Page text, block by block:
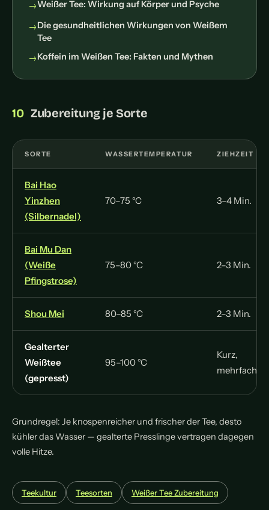
Weißer Tee: Wirkung auf Körper und Psyche
Die gesundheitlichen Wirkungen von Weißem
Tee
Koffein im Weißen Tee: Fakten und Mythen
Zubereitung je Sorte
SORTE WASSERTEMPERATUR ZIEHZEIT
Bai Hao
Yinzhen
(Silbernadel)
70–75 °C 3–4 Min.
Bai Mu Dan
(Weiße
Pfingstrose)
75–80 °C 2–3 Min.
Shou Mei 80–85 °C 2–3 Min.
Gealterter
Weißtee
(gepresst)
95–100 °C
Kurz,
mehrfach
Grundregel: Je knospenreicher und frischer der Tee, desto
kühler das Wasser — gealterte Presslinge vertragen dagegen
volle Hitze.
Teekultur Teesorten Weißer Tee Zubereitung